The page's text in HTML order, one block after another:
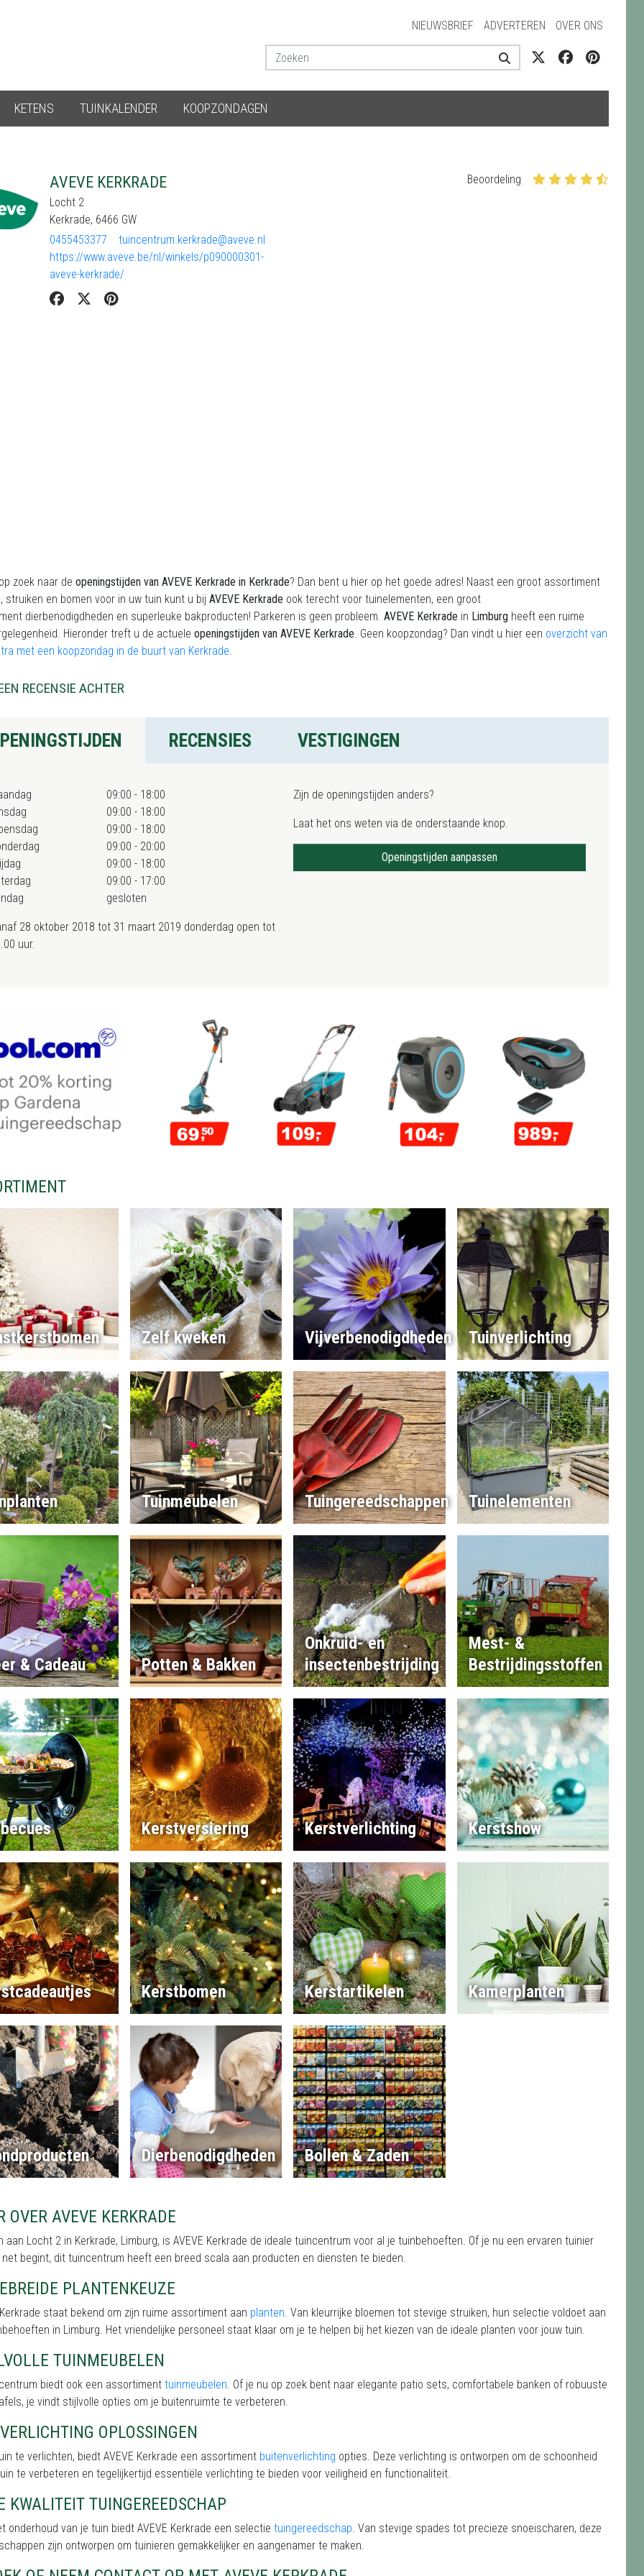
NIEUWSBRIEF ADVERTEREN OVER ONS
KETENS TUINKALENDER KOOPZONDAGEN
AVEVE KERKRADE
Locht 2
Kerkrade, 6466 GW
0455453377
tuincentrum.kerkrade@aveve.nl
https://www.aveve.be/nl/winkels/p090000301-
aveve-kerkrade/
Beoordeling
zoek naar de openingstijden van AVEVE Kerkrade in Kerkrade? Dan bent u hier op het goede adres! Naast een groot assortiment
struiken en bomen voor in uw tuin kunt u bij AVEVE Kerkrade ook terecht voor tuinelementen, een groot
dierbenodigdheden en superleuke bakproducten! Parkeren is geen probleem. AVEVE Kerkrade in Limburg heeft een ruime
Hieronder treft u de actuele openingstijden van AVEVE Kerkrade. Geen koopzondag? Dan vindt u hier een overzicht van
met een koopzondag in de buurt van Kerkrade.
RECENSIE ACHTER
RECENSIES VESTIGINGEN
09:00 - 18:00
09:00 - 18:00
09:00 - 18:00
09:00 - 20:00
09:00 - 18:00
09:00 - 17:00
gesloten
28 oktober 2018 tot 31 maart 2019 donderdag open tot
uur.
Zijn de openingstijden anders?
Laat het ons weten via de onderstaande knop.
Openingstijden aanpassen
Zelf kweken Vijverbenodigdheden Tuinverlichting
Tuinmeubelen Tuingereedschappen Tuinelementen
& Cadeau Potten & Bakken
Onkruid- en
insectenbestrijding
Mest- &
Bestrijdingsstoffen
Kerstversiering Kerstverlichting Kerstshow
Kerstbomen Kerstartikelen Kamerplanten
Dierbenodigdheden Bollen & Zaden
OVER AVEVE KERKRADE
aan Locht 2 in Kerkrade, Limburg, is AVEVE Kerkrade de ideale tuincentrum voor al je tuinbehoeften. Of je nu een ervaren tuinier
begint, dit tuincentrum heeft een breed scala aan producten en diensten te bieden.
PLANTENKEUZE
Kerkrade staat bekend om zijn ruime assortiment aan planten . Van kleurrijke bloemen tot stevige struiken, hun selectie voldoet aan
in Limburg. Het vriendelijke personeel staat klaar om je te helpen bij het kiezen van de ideale planten voor jouw tuin.
TUINMEUBELEN
biedt ook een assortiment tuinmeubelen . Of je nu op zoek bent naar elegante patio sets, comfortabele banken of robuuste
je vindt stijlvolle opties om je buitenruimte te verbeteren.
OPLOSSINGEN
te verlichten, biedt AVEVE Kerkrade een assortiment buitenverlichting opties. Deze verlichting is ontworpen om de schoonheid
te verbeteren en tegelijkertijd essentiële verlichting te bieden voor veiligheid en functionaliteit.
KWALITEIT TUINGEREEDSCHAP
onderhoud van je tuin biedt AVEVE Kerkrade een selectie tuingereedschap . Van stevige spades tot precieze snoeischaren, deze
zijn ontworpen om tuinieren gemakkelijker en aangenamer te maken.